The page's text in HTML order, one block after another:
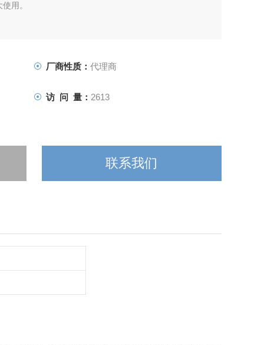
用。
厂商性质： 代理商
访 问 量： 2613
联系我们